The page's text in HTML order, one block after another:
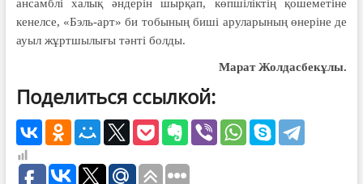
ансамблі халық әндерін шырқап, көпшіліктің қошеметіне
кенелсе, «Бэль-арт» би тобының биші аруларының өнеріне де
ауыл жұртшылығы тәнті болды.
Марат Жолдасбекұлы.
Поделиться ссылкой: